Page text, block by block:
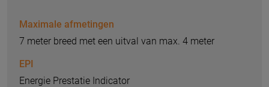
Maximale afmetingen
7 meter breed met een uitval van max. 4 meter
EPI
Energie Prestatie Indicator